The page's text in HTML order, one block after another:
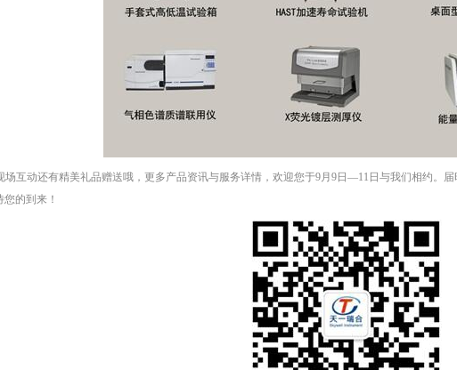
场互动还有精美礼品赠送哦，更多产品资讯与服务详情，欢迎您于9月9日—11日与我们相约。
的到来！